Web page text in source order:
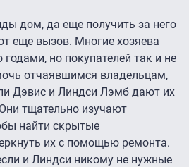
дом, да еще получить за него
еще вызов. Многие хозяева
но покупателей так и не
отчаявшимся владельцам,
Дэвис и Линдси Лэмб дают их
тщательно изучают
найти скрытые
их с помощью ремонта.
и Линдси никому не нужные